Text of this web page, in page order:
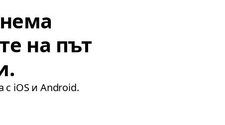
на път
с iOS и Android.